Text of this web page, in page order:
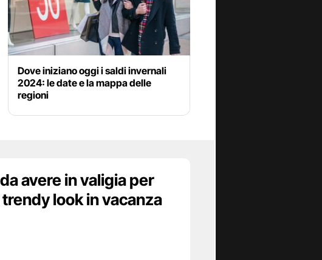
Dove iniziano oggi i saldi invernali
2024: le date e la mappa delle
regioni
avere in valigia per
look in vacanza